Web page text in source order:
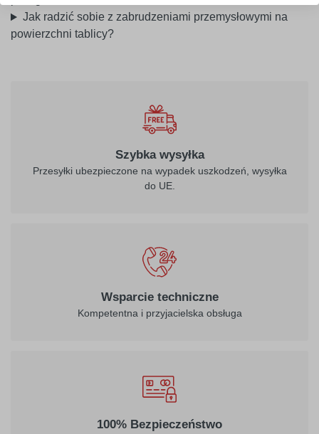
Jak radzić sobie z zabrudzeniami przemysłowymi na
powierzchni tablicy?
Szybka wysyłka
Przesyłki ubezpieczone na wypadek uszkodzeń, wysyłka
do UE.
Wsparcie techniczne
Kompetentna i przyjacielska obsługa
100% Bezpieczeństwo